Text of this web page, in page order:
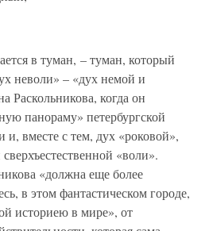
в туман, – туман, который
неволи» – «дух немой и
Раскольникова, когда он
панораму» петербургской
и, вместе с тем, дух «роковой»,
«воли».
«должна еще более
в этом фантастическом городе,
историею в мире», от